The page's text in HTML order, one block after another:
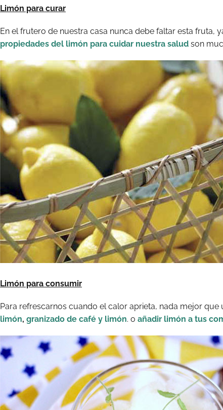
Limón para curar
En el frutero de nuestra casa nunca debe faltar esta fruta,
propiedades del limón para cuidar nuestra salud son
Limón para consumir
Para refrescarnos cuando el calor aprieta, nada mejor que
limón, granizado de café y limón. o añadir limón a tus